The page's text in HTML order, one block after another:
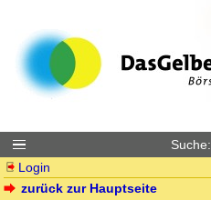
Suche:
Login
zurück zur Hauptseite